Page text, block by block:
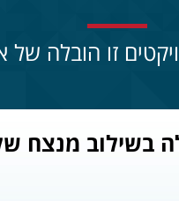
זו הובלה של
בשילוב מנצח